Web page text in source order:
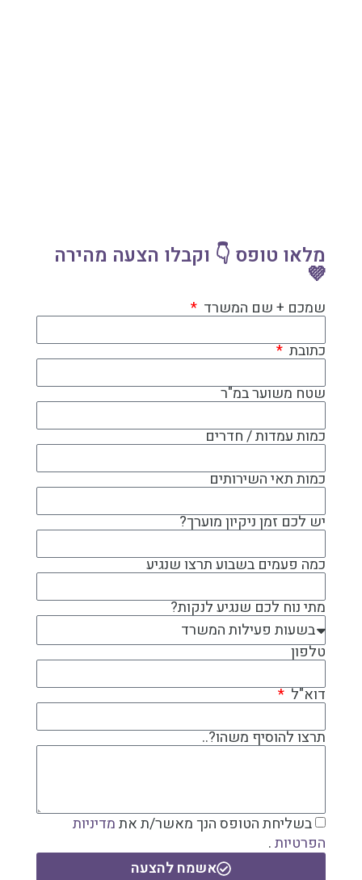
מלאו טופס 👇 וקבלו הצעה מהירה
💜
שמכם + שם המשרד
כתובת
שטח משוער במ"ר
כמות עמדות / חדרים
כמות תאי השירותים
יש לכם זמן ניקיון מוערך?
כמה פעמים בשבוע תרצו שנגיע
מתי נוח לכם שנגיע לנקות?
טלפון
דוא"ל
תרצו להוסיף משהו?..
בשליחת הטופס הנך מאשר/ת אתמדיניות
הפרטיות.
אשמח להצעה